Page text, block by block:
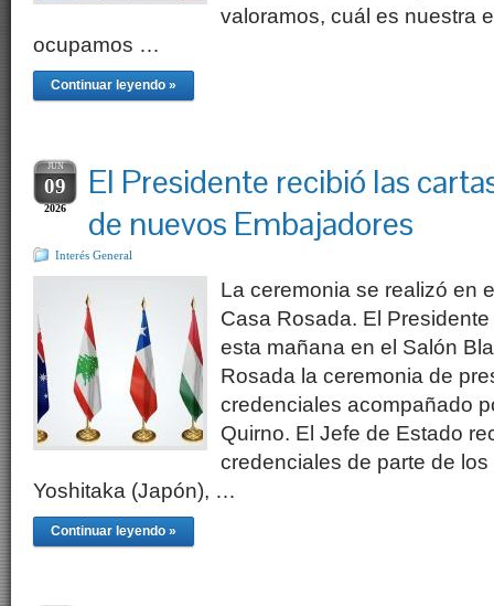
valoramos, cuál es nuestra
ocupamos …
Continuar leyendo »
JUN
09
2026
El Presidente recibió las
de nuevos Embajadores
Interés General
La ceremonia se realizó en
Casa Rosada. El
esta mañana en el Salón
Rosada la ceremonia de
credenciales acompañado
Quirno. El Jefe de Estado
credenciales de parte de
Yoshitaka (Japón), …
Continuar leyendo »